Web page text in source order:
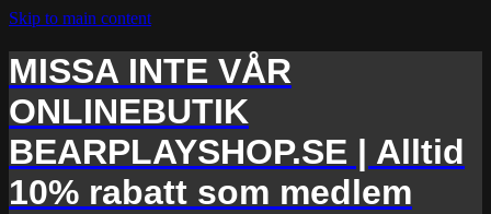
Skip to main content
MISSA INTE VÅR
ONLINEBUTIK
BEARPLAYSHOP.SE | Alltid
10% rabatt som medlem